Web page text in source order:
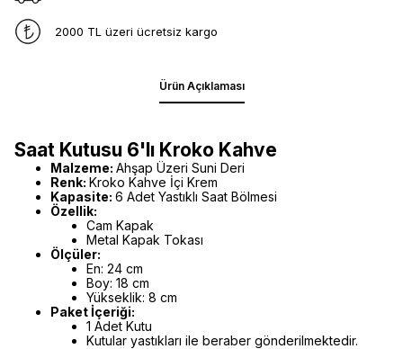
2000 TL üzeri ücretsiz kargo
Ürün Açıklaması
Saat Kutusu 6'lı Kroko Kahve
Malzeme: Ahşap Üzeri Suni Deri
Renk: Kroko Kahve İçi Krem
Kapasite: 6 Adet Yastıklı Saat Bölmesi
Özellik:
Cam Kapak
Metal Kapak Tokası
Ölçüler:
En: 24 cm
Boy: 18 cm
Yükseklik: 8 cm
Paket İçeriği:
1 Adet Kutu
Kutular yastıkları ile beraber gönderilmektedir.